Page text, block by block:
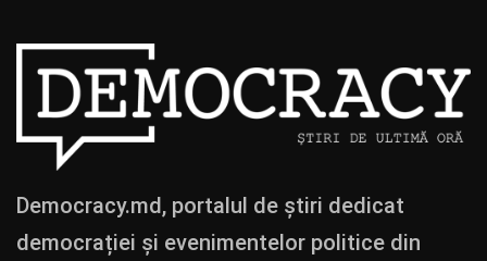
Democracy.md, portalul de știri dedicat
democrației și evenimentelor politice din